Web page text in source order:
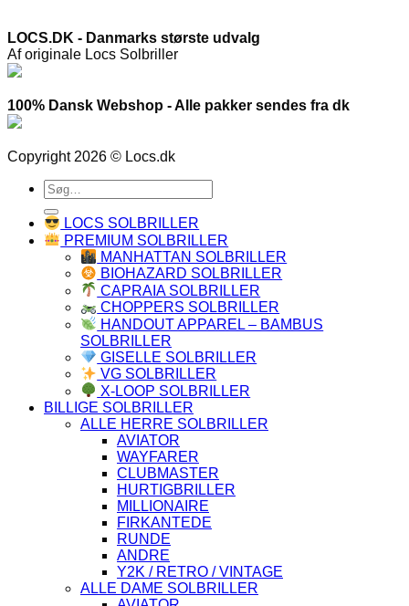
LOCS.DK - Danmarks største udvalg
Af originale Locs Solbriller
100% Dansk Webshop - Alle pakker sendes fra dk
Copyright 2026 © Locs.dk
Søg
efter:
LOCS SOLBRILLER
PREMIUM SOLBRILLER
MANHATTAN SOLBRILLER
BIOHAZARD SOLBRILLER
CAPRAIA SOLBRILLER
CHOPPERS SOLBRILLER
HANDOUT APPAREL – BAMBUS
SOLBRILLER
GISELLE SOLBRILLER
VG SOLBRILLER
X-LOOP SOLBRILLER
BILLIGE SOLBRILLER
ALLE HERRE SOLBRILLER
AVIATOR
WAYFARER
CLUBMASTER
HURTIGBRILLER
MILLIONAIRE
FIRKANTEDE
RUNDE
ANDRE
Y2K / RETRO / VINTAGE
ALLE DAME SOLBRILLER